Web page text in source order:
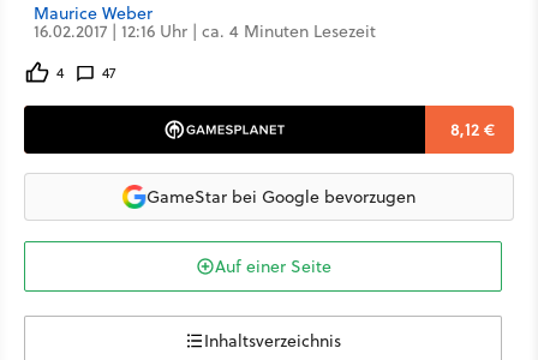
Maurice Weber
16.02.2017 | 12:16 Uhr | ca. 4 Minuten Lesezeit
4 47
8,12 €
GameStar bei Google bevorzugen
Auf einer Seite
Inhaltsverzeichnis